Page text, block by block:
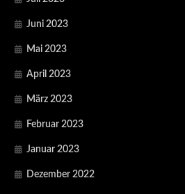
Juni 2023
Mai 2023
April 2023
März 2023
Februar 2023
Januar 2023
Dezember 2022